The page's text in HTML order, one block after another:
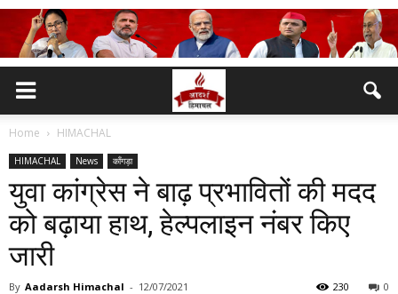
Home HIMACHAL
HIMACHAL News काँगड़ा
युवा कांग्रेस ने बाढ़ प्रभावितों की मदद
को बढ़ाया हाथ, हेल्पलाइन नंबर किए
जारी
By Aadarsh Himachal - 12/07/2021 0
230